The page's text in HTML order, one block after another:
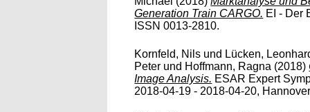
Generation Train CARGO. EI - Der
ISSN 0013-2810.
Kornfeld, Nils und Lücken,
Peter und Hoffmann, Ragna (2018)
Image Analysis. ESAR Expert
2018-04-19 - 2018-04-20,